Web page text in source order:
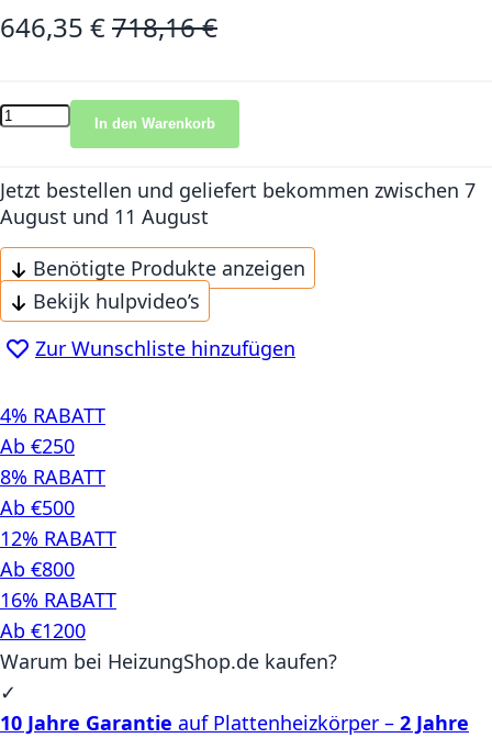
Sonderangebot
646,35 € Normalpreis
718,16 €
In den Warenkorb
Jetzt bestellen und geliefert bekommen zwischen 7
August und 11 August
Benötigte Produkte anzeigen
Bekijk hulpvideo’s
Zur Wunschliste hinzufügen
4% RABATT
Ab €250
8% RABATT
Ab €500
12% RABATT
Ab €800
16% RABATT
Ab €1200
Warum bei HeizungShop.de kaufen?
✓
10 Jahre Garantie auf Plattenheizkörper – 2 Jahre